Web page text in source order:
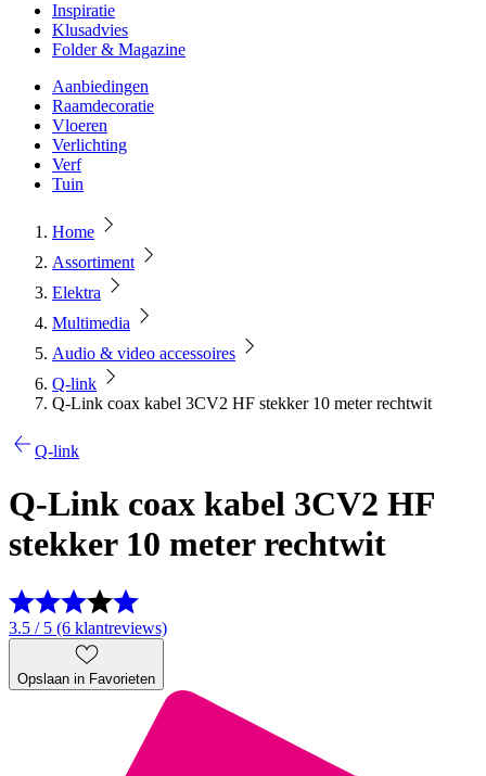
Inspiratie
Klusadvies
Folder & Magazine
Aanbiedingen
Raamdecoratie
Vloeren
Verlichting
Verf
Tuin
Home
Assortiment
Elektra
Multimedia
Audio & video accessoires
Q-link
Q-Link coax kabel 3CV2 HF stekker 10 meter rechtwit
Q-link
Q-Link coax kabel 3CV2 HF
stekker 10 meter rechtwit
3.5 / 5 (6 klantreviews)
Opslaan in Favorieten